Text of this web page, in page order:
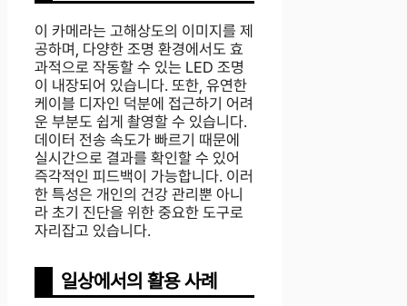
이 카메라는 고해상도의 이미지를 제
공하며, 다양한 조명 환경에서도 효
과적으로 작동할 수 있는 LED 조명
이 내장되어 있습니다. 또한, 유연한
케이블 디자인 덕분에 접근하기 어려
운 부분도 쉽게 촬영할 수 있습니다.
데이터 전송 속도가 빠르기 때문에
실시간으로 결과를 확인할 수 있어
즉각적인 피드백이 가능합니다. 이러
한 특성은 개인의 건강 관리뿐 아니
라 초기 진단을 위한 중요한 도구로
자리잡고 있습니다.
일상에서의 활용 사례